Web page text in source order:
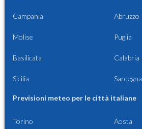
Campania Abruzzo
Molise Puglia
Basilicata Calabria
Sicilia Sardegna
Previsioni meteo per le città italiane
Torino Aosta